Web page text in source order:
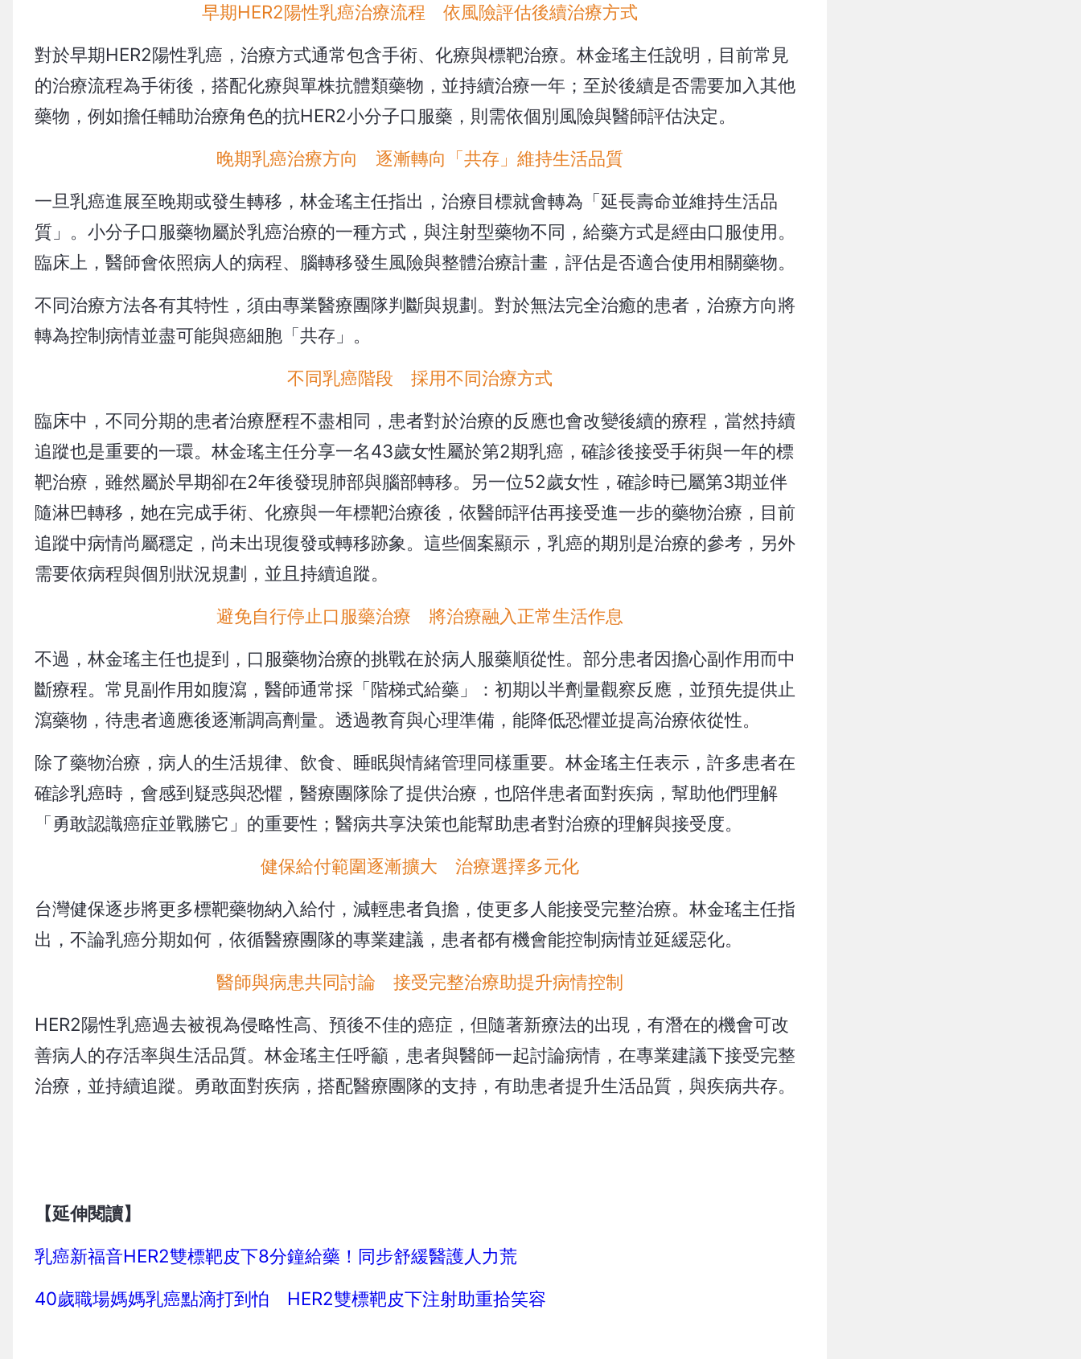
早期HER2陽性乳癌治療流程 依風險評估後續治療方式
對於早期HER2陽性乳癌，治療方式通常包含手術、化療與標靶治療。林金瑤主任說明，目前常見
的治療流程為手術後，搭配化療與單株抗體類藥物，並持續治療一年；至於後續是否需要加入其他
藥物，例如擔任輔助治療角色的抗HER2小分子口服藥，則需依個別風險與醫師評估決定。
晚期乳癌治療方向 逐漸轉向「共存」維持生活品質
一旦乳癌進展至晚期或發生轉移，林金瑤主任指出，治療目標就會轉為「延長壽命並維持生活品
質」。小分子口服藥物屬於乳癌治療的一種方式，與注射型藥物不同，給藥方式是經由口服使用。
臨床上，醫師會依照病人的病程、腦轉移發生風險與整體治療計畫，評估是否適合使用相關藥物。
不同治療方法各有其特性，須由專業醫療團隊判斷與規劃。對於無法完全治癒的患者，治療方向將
轉為控制病情並盡可能與癌細胞「共存」。
不同乳癌階段 採用不同治療方式
臨床中，不同分期的患者治療歷程不盡相同，患者對於治療的反應也會改變後續的療程，當然持續
追蹤也是重要的一環。林金瑤主任分享一名43歲女性屬於第2期乳癌，確診後接受手術與一年的標
靶治療，雖然屬於早期卻在2年後發現肺部與腦部轉移。另一位52歲女性，確診時已屬第3期並伴
隨淋巴轉移，她在完成手術、化療與一年標靶治療後，依醫師評估再接受進一步的藥物治療，目前
追蹤中病情尚屬穩定，尚未出現復發或轉移跡象。這些個案顯示，乳癌的期別是治療的參考，另外
需要依病程與個別狀況規劃，並且持續追蹤。
避免自行停止口服藥治療 將治療融入正常生活作息
不過，林金瑤主任也提到，口服藥物治療的挑戰在於病人服藥順從性。部分患者因擔心副作用而中
斷療程。常見副作用如腹瀉，醫師通常採「階梯式給藥」：初期以半劑量觀察反應，並預先提供止
瀉藥物，待患者適應後逐漸調高劑量。透過教育與心理準備，能降低恐懼並提高治療依從性。
除了藥物治療，病人的生活規律、飲食、睡眠與情緒管理同樣重要。林金瑤主任表示，許多患者在
確診乳癌時，會感到疑惑與恐懼，醫療團隊除了提供治療，也陪伴患者面對疾病，幫助他們理解
「勇敢認識癌症並戰勝它」的重要性；醫病共享決策也能幫助患者對治療的理解與接受度。
健保給付範圍逐漸擴大 治療選擇多元化
台灣健保逐步將更多標靶藥物納入給付，減輕患者負擔，使更多人能接受完整治療。林金瑤主任指
出，不論乳癌分期如何，依循醫療團隊的專業建議，患者都有機會能控制病情並延緩惡化。
醫師與病患共同討論 接受完整治療助提升病情控制
HER2陽性乳癌過去被視為侵略性高、預後不佳的癌症，但隨著新療法的出現，有潛在的機會可改
善病人的存活率與生活品質。林金瑤主任呼籲，患者與醫師一起討論病情，在專業建議下接受完整
治療，並持續追蹤。勇敢面對疾病，搭配醫療團隊的支持，有助患者提升生活品質，與疾病共存。
【延伸閱讀】
乳癌新福音HER2雙標靶皮下8分鐘給藥！同步舒緩醫護人力荒
40歲職場媽媽乳癌點滴打到怕 HER2雙標靶皮下注射助重拾笑容